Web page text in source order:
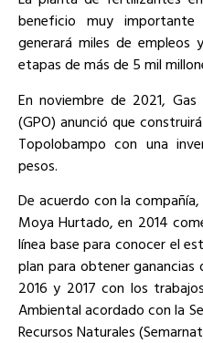
beneficio muy
generará miles de empleos
etapas de más de 5 mil
En noviembre de 2021,
(GPO) anunció que
Topolobampo con una
pesos.
De acuerdo con la
Moya Hurtado, en 2014
línea base para conocer el
plan para obtener
2016 y 2017 con los
Ambiental acordado con la
Recursos Naturales